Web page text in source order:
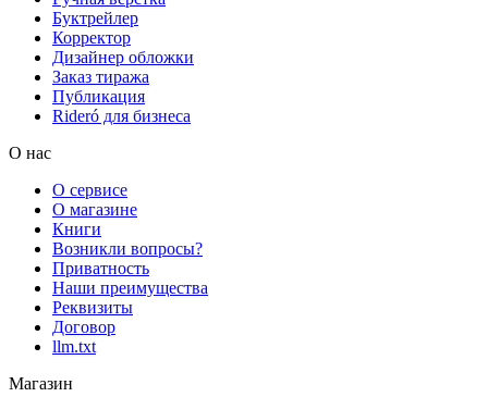
Буктрейлер
Корректор
Дизайнер обложки
Заказ тиража
Публикация
Rideró для бизнеса
О нас
О сервисе
О магазине
Книги
Возникли вопросы?
Приватность
Наши преимущества
Реквизиты
Договор
llm.txt
Магазин